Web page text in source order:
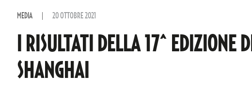
MEDIA 20 OTTOBRE 2021
I RISULTATI DELLA 17^ EDIZIONE
SHANGHAI